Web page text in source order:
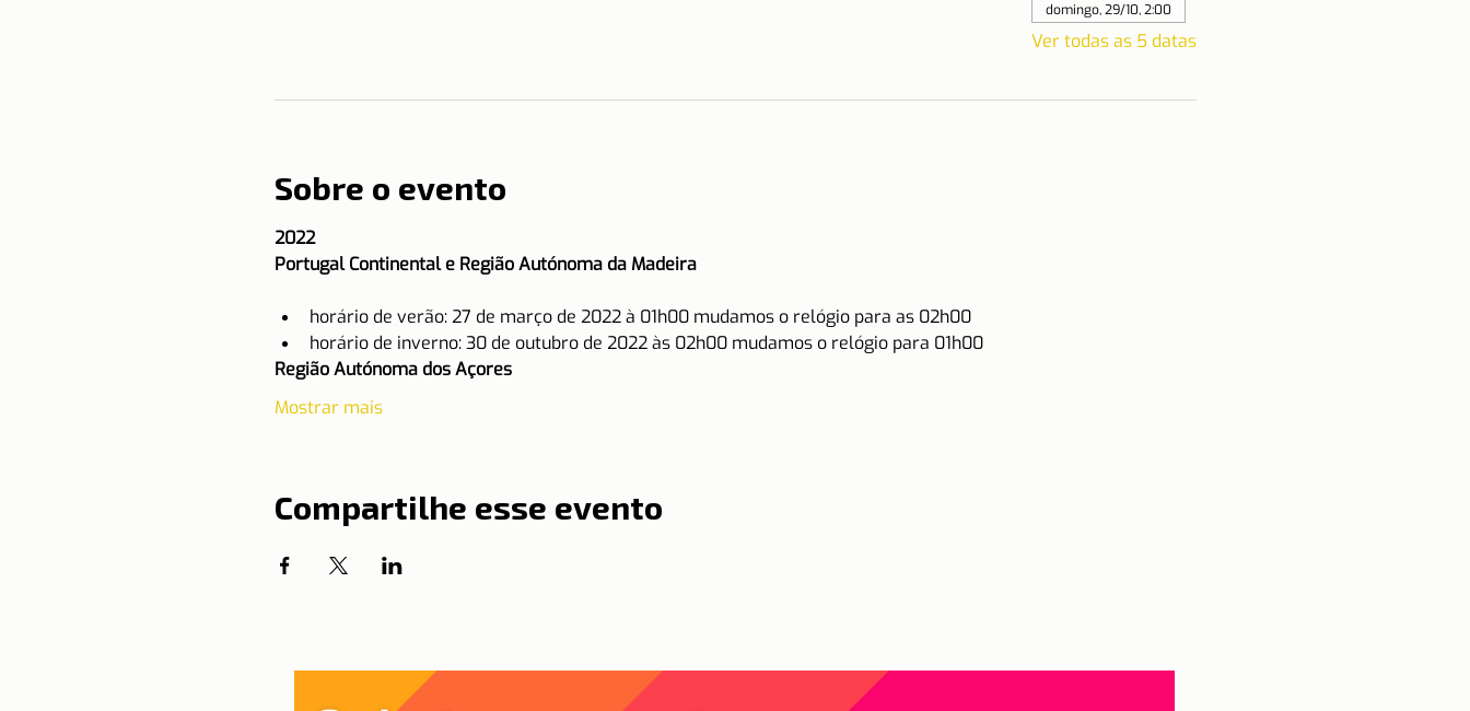
domingo, 29/10, 2:00
Ver todas as 5 datas
Sobre o evento
2022
Portugal Continental e Região Autónoma da Madeira
horário de verão: 27 de março de 2022 à 01h00 mudamos o relógio para as 02h00
horário de inverno: 30 de outubro de 2022 às 02h00 mudamos o relógio para 01h00
Região Autónoma dos Açores
Mostrar mais
Compartilhe esse evento